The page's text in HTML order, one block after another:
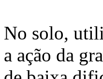
No solo,
a ação da